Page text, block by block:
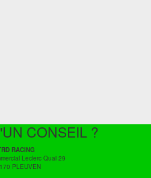
CONSEIL ?
RACING
Leclerc Quai 29
PLEUVEN